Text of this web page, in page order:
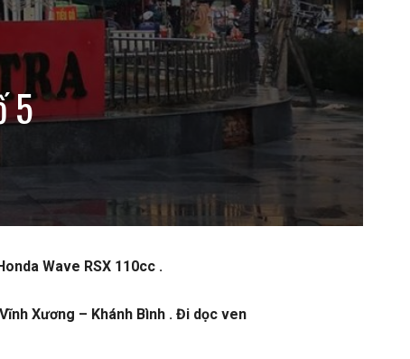
5
Wave RSX 110cc .
Xương – Khánh Bình . Đi dọc ven